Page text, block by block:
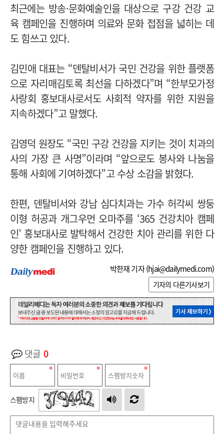
최근에는 방송·문화예술인을 대상으로 구강 건강 교
육 캠페인을 진행하며 의료와 문화 접점을 넓히는 데
도 힘쓰고 있다.
김민애 대표는 “덴탈비서가 국민 건강을 위한 플랫폼
으로 자리매김토록 최선을 다하겠다”며 “한부모가정
사랑회 홍보대사로서도 사회적 약자를 위한 지원을
지속하겠다”고 말했다.
김영덕 원장도 “국민 구강 건강을 지키는 것이 치과의
사의 가장 큰 사명”이라며 “앞으로도 봉사와 나눔을
통해 사회에 기여하겠다”고 수상 소감을 밝혔다.
한편, 덴탈비서와 강남 심다치과는 가수 허각씨 쌍둥
이형 허공과 개그우먼 오마주를 ‘365 건강치아 캠페
인’ 홍보대사로 발탁해서 건강한 치아 관리를 위한 다
양한 캠페인을 진행하고 있다.
박한재 기자 (hjai@dailymedi.com)
기자의 다른기사보기
댓글 0
스팸방지